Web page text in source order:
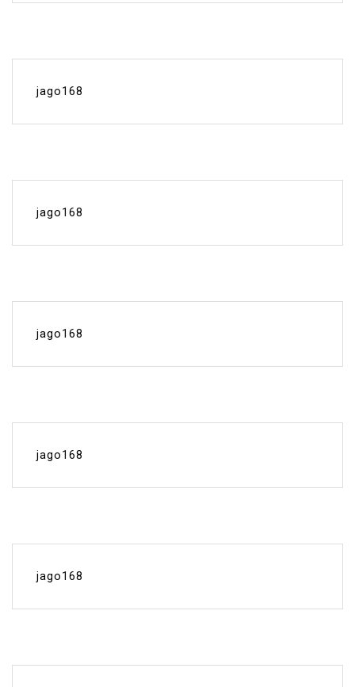
jago168
jago168
jago168
jago168
jago168